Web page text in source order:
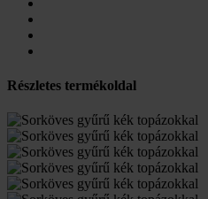
Részletes termékoldal